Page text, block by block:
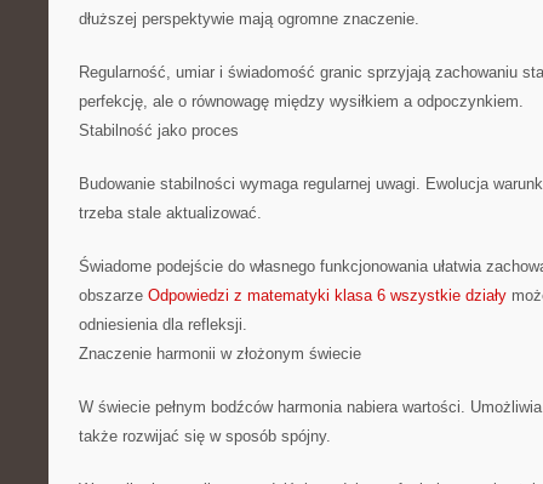
dłuższej perspektywie mają ogromne znaczenie.
Regularność, umiar i świadomość granic sprzyjają zachowaniu
perfekcję, ale o równowagę między wysiłkiem a odpoczynkiem.
Stabilność jako proces
Budowanie stabilności wymaga regularnej uwagi. Ewolucja
trzeba stale aktualizować.
Świadome podejście do własnego funkcjonowania ułatwia
obszarze Odpowiedzi z matematyki klasa 6 wszystkie działy
odniesienia dla refleksji.
Znaczenie harmonii w złożonym świecie
W świecie pełnym bodźców harmonia nabiera wartości.
także rozwijać się w sposób spójny.